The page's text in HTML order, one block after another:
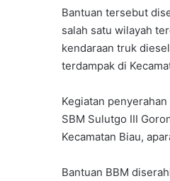
‎Bantuan tersebut
salah satu wilayah
kendaraan truk
terdampak di
‎Kegiatan
SBM Sulutgo III
Kecamatan Biau,
‎Bantuan BBM